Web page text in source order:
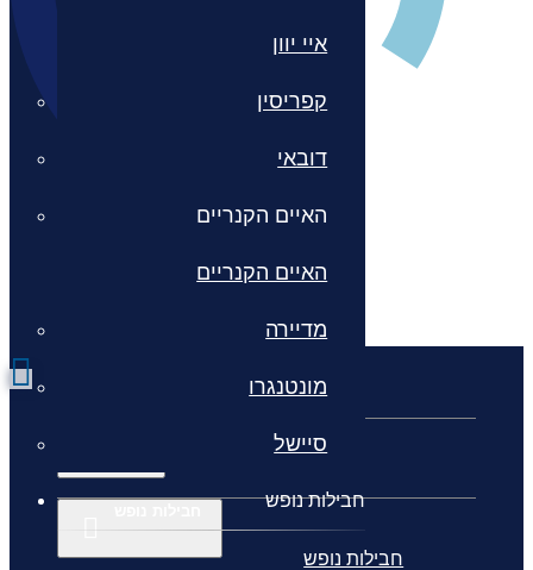
איי יוון
קפריסין
דובאי
האיים הקנריים
האיים הקנריים
מדיירה
מונטנגרו
סיישל
חבילות נופש
חבילות נופש